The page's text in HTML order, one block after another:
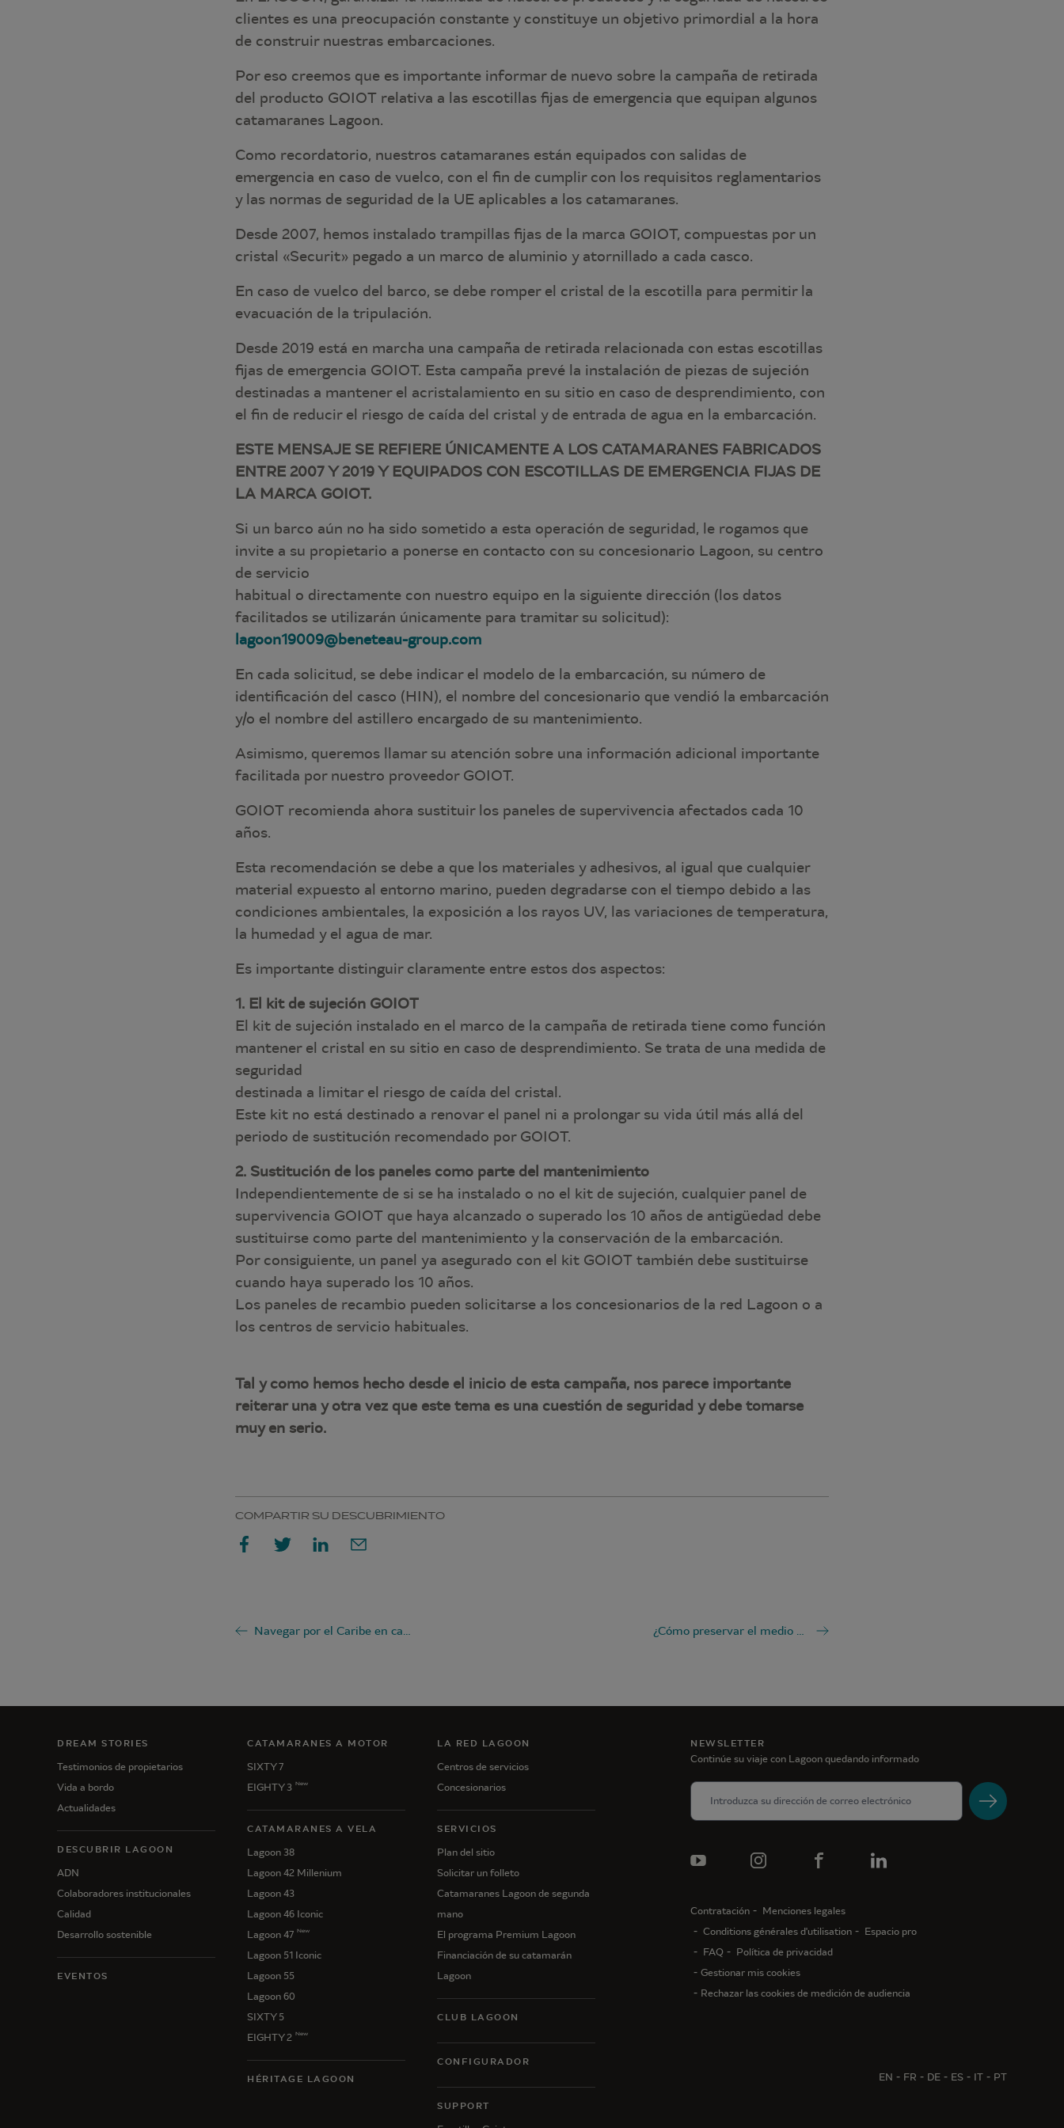
clientes es una preocupación constante y constituye un objetivo primordial a la hora
de construir nuestras embarcaciones.
Por eso creemos que es importante informar de nuevo sobre la campaña de retirada
del producto GOIOT relativa a las escotillas fijas de emergencia que equipan algunos
catamaranes Lagoon.
Como recordatorio, nuestros catamaranes están equipados con salidas de
emergencia en caso de vuelco, con el fin de cumplir con los requisitos reglamentarios
y las normas de seguridad de la UE aplicables a los catamaranes.
Desde 2007, hemos instalado trampillas fijas de la marca GOIOT, compuestas por un
cristal «Securit» pegado a un marco de aluminio y atornillado a cada casco.
En caso de vuelco del barco, se debe romper el cristal de la escotilla para permitir la
evacuación de la tripulación.
Desde 2019 está en marcha una campaña de retirada relacionada con estas escotillas
fijas de emergencia GOIOT. Esta campaña prevé la instalación de piezas de sujeción
destinadas a mantener el acristalamiento en su sitio en caso de desprendimiento, con
el fin de reducir el riesgo de caída del cristal y de entrada de agua en la embarcación.
ESTE MENSAJE SE REFIERE ÚNICAMENTE A LOS CATAMARANES FABRICADOS
ENTRE 2007 Y 2019 Y EQUIPADOS CON ESCOTILLAS DE EMERGENCIA FIJAS DE
LA MARCA GOIOT.
Si un barco aún no ha sido sometido a esta operación de seguridad, le rogamos que
invite a su propietario a ponerse en contacto con su concesionario Lagoon, su centro
de servicio
habitual o directamente con nuestro equipo en la siguiente dirección (los datos
facilitados se utilizarán únicamente para tramitar su solicitud):
lagoon19009@beneteau-group.com
En cada solicitud, se debe indicar el modelo de la embarcación, su número de
identificación del casco (HIN), el nombre del concesionario que vendió la embarcación
y/o el nombre del astillero encargado de su mantenimiento.
Asimismo, queremos llamar su atención sobre una información adicional importante
facilitada por nuestro proveedor GOIOT.
GOIOT recomienda ahora sustituir los paneles de supervivencia afectados cada 10
años.
Esta recomendación se debe a que los materiales y adhesivos, al igual que cualquier
material expuesto al entorno marino, pueden degradarse con el tiempo debido a las
condiciones ambientales, la exposición a los rayos UV, las variaciones de temperatura,
la humedad y el agua de mar.
Es importante distinguir claramente entre estos dos aspectos:
1. El kit de sujeción GOIOT
El kit de sujeción instalado en el marco de la campaña de retirada tiene como función
mantener el cristal en su sitio en caso de desprendimiento. Se trata de una medida de
seguridad
destinada a limitar el riesgo de caída del cristal.
Este kit no está destinado a renovar el panel ni a prolongar su vida útil más allá del
periodo de sustitución recomendado por GOIOT.
2. Sustitución de los paneles como parte del mantenimiento
Independientemente de si se ha instalado o no el kit de sujeción, cualquier panel de
supervivencia GOIOT que haya alcanzado o superado los 10 años de antigüedad debe
sustituirse como parte del mantenimiento y la conservación de la embarcación.
Por consiguiente, un panel ya asegurado con el kit GOIOT también debe sustituirse
cuando haya superado los 10 años.
Los paneles de recambio pueden solicitarse a los concesionarios de la red Lagoon o a
los centros de servicio habituales.
Tal y como hemos hecho desde el inicio de esta campaña, nos parece importante
reiterar una y otra vez que este tema es una cuestión de seguridad y debe tomarse
muy en serio.
COMPARTIR SU DESCUBRIMIENTO
Navegar por el Caribe en catamarán ¿Cómo preservar el medio ambiente durante una travesía en catamarán?
DREAM STORIES
Testimonios de propietarios
Vida a bordo
Actualidades
DESCUBRIR LAGOON
ADN
Colaboradores institucionales
Calidad
Desarrollo sostenible
EVENTOS
CATAMARANES A MOTOR
SIXTY 7
EIGHTY 3 New
CATAMARANES A VELA
Lagoon 38
Lagoon 42 Millenium
Lagoon 43
Lagoon 46 Iconic
Lagoon 47 New
Lagoon 51 Iconic
Lagoon 55
Lagoon 60
SIXTY 5
EIGHTY 2
New
HÉRITAGE LAGOON
LA RED LAGOON
Centros de servicios
Concesionarios
SERVICIOS
Plan del sitio
Solicitar un folleto
Catamaranes Lagoon de segunda
mano
El programa Premium Lagoon
Financiación de su catamarán
Lagoon
CLUB LAGOON
CONFIGURADOR
SUPPORT
NEWSLETTER
Continúe su viaje con Lagoon quedando informado
Contratación
Menciones legales
Conditions générales d'utilisation
Espacio pro
FAQ
Política de privacidad
Gestionar mis cookies
Rechazar las cookies de medición de audiencia
EN FR DE ES IT PT